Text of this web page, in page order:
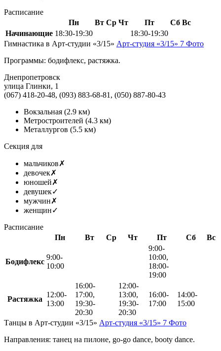
Расписание
Пн
Вт Ср Чт Пт Сб Вс
Начинающие 18:30-19:30
18:30-19:30
Гимнастика в Арт-студии «3/15» Арт-студия «3/15» 7 Фото
Программы: бодифлекс, растяжка.
Днепропетровск
улица Глинки, 1
(067) 418-20-48, (093) 883-68-81, (050) 887-80-43
Вокзальная (2.9 км)
Метростроителей (4.3 км)
Металлургов (5.5 км)
Секция для
мальчиков✗
девочек✗
юношей✗
девушек✓
мужчин✗
женщин✓
Расписание
Пн
Вт Ср Чт Пт Сб Вс
Бодифлекс
9:00-
10:00
9:00-
10:00,
18:00-
19:00
Растяжка
12:00-
13:00
16:00-
17:00,
19:30-
20:30
12:00-
13:00,
19:30-
20:30
16:00-
17:00
14:00-
15:00
Танцы в Арт-студии «3/15» Арт-студия «3/15» 7 Фото
Направления: танец на пилоне, go-go dance, booty dance.